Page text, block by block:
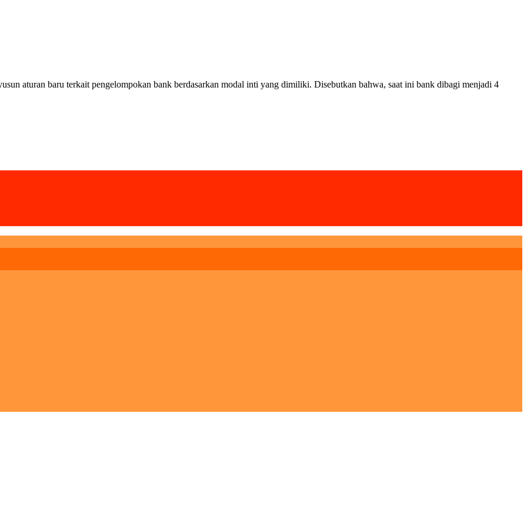
aturan baru terkait pengelompokan bank berdasarkan modal inti yang dimiliki. Disebutkan bahwa, saat ini bank dibagi menjadi 4